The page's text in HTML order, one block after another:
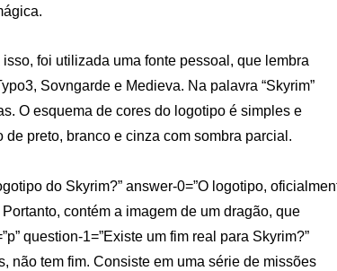
foi utilizada uma fonte pessoal, que lembra
Sovngarde e Medieva. Na palavra “Skyrim”
O esquema de cores do logotipo é simples e
preto, branco e cinza com sombra parcial.
do Skyrim?” answer-0=”O logotipo,
contém a imagem de um dragão, que
question-1=”Existe um fim real para Skyrim?”
não tem fim. Consiste em uma série de missões